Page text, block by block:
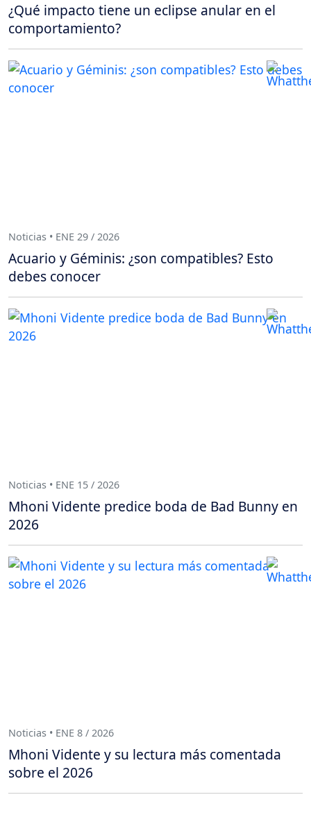
¿Qué impacto tiene un eclipse anular en el
comportamiento?
Noticias • ENE 29 / 2026
Acuario y Géminis: ¿son compatibles? Esto
debes conocer
Noticias • ENE 15 / 2026
Mhoni Vidente predice boda de Bad Bunny en
2026
Noticias • ENE 8 / 2026
Mhoni Vidente y su lectura más comentada
sobre el 2026